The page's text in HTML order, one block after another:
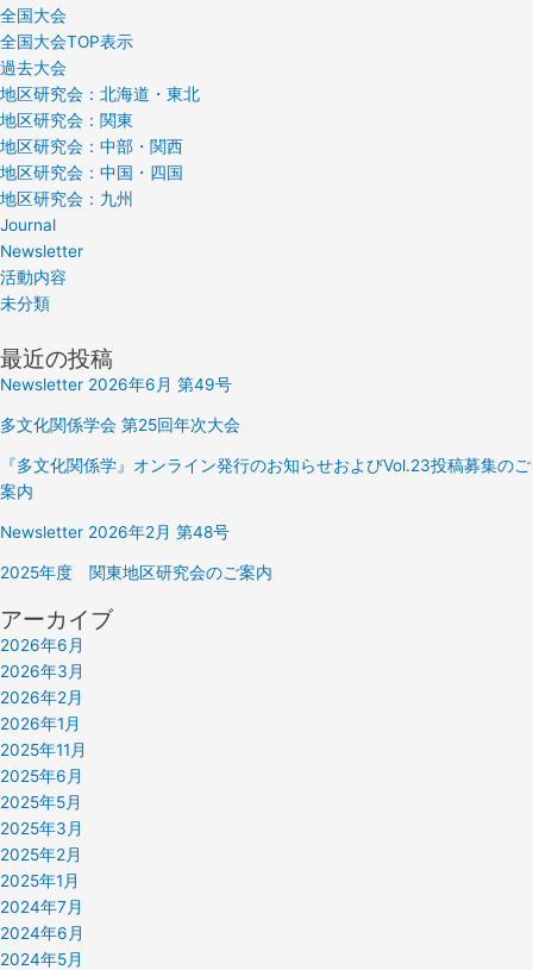
全国大会
全国大会TOP表示
過去大会
地区研究会：北海道・東北
地区研究会：関東
地区研究会：中部・関西
地区研究会：中国・四国
地区研究会：九州
Journal
Newsletter
活動内容
未分類
最近の投稿
Newsletter 2026年6月 第49号
多文化関係学会 第25回年次大会
『多文化関係学』オンライン発行のお知らせおよびVol.23投稿募集のご
案内
Newsletter 2026年2月 第48号
2025年度 関東地区研究会のご案内
アーカイブ
2026年6月
2026年3月
2026年2月
2026年1月
2025年11月
2025年6月
2025年5月
2025年3月
2025年2月
2025年1月
2024年7月
2024年6月
2024年5月